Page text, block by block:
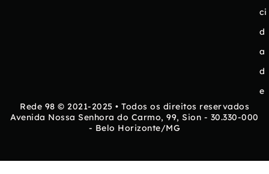
ci
d
a
d
e
Rede 98 © 2021-2025 • Todos os direitos reservados
Avenida Nossa Senhora do Carmo, 99, Sion - 30.330-000
- Belo Horizonte/MG